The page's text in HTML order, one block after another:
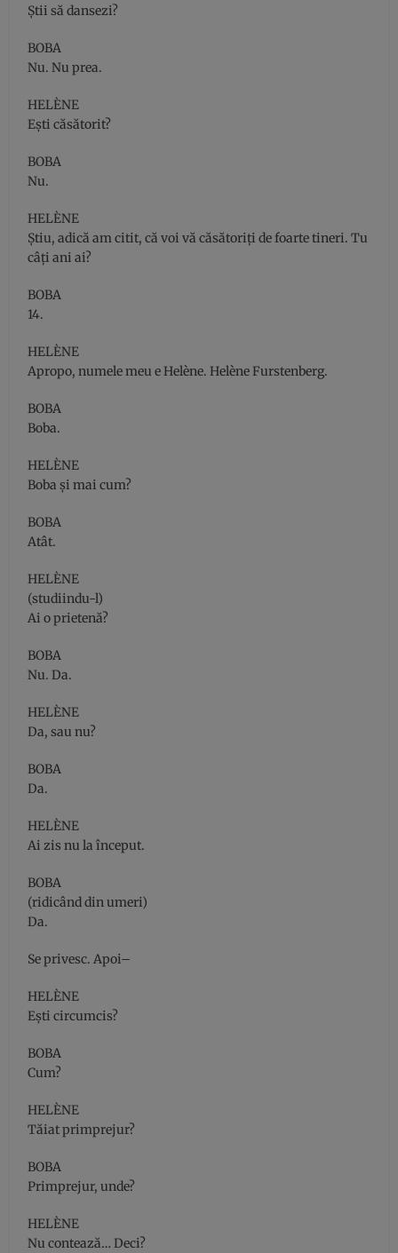
Ştii să dansezi?
BOBA
Nu. Nu prea.
HELÈNE
Eşti căsătorit?
BOBA
Nu.
HELÈNE
Ştiu, adică am citit, că voi vă căsătoriţi de foarte tineri. Tu
câţi ani ai?
BOBA
14.
HELÈNE
Apropo, numele meu e Helène. Helène Furstenberg.
BOBA
Boba.
HELÈNE
Boba şi mai cum?
BOBA
Atât.
HELÈNE
(studiindu-l)
Ai o prietenă?
BOBA
Nu. Da.
HELÈNE
Da, sau nu?
BOBA
Da.
HELÈNE
Ai zis nu la început.
BOBA
(ridicând din umeri)
Da.
Se privesc. Apoi–
HELÈNE
Eşti circumcis?
BOBA
Cum?
HELÈNE
Tăiat primprejur?
BOBA
Primprejur, unde?
HELÈNE
Nu contează… Deci?